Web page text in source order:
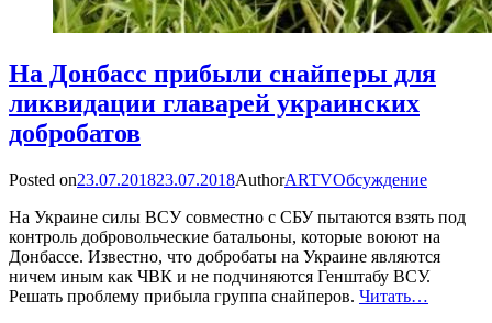
На Донбасс прибыли снайперы для
ликвидации главарей украинских
добробатов
Posted on23.07.201823.07.2018AuthorARTVОбсуждение
На Украине силы ВСУ совместно с СБУ пытаются взять под
контроль добровольческие батальоны, которые воюют на
Донбассе. Известно, что добробаты на Украине являются
ничем иным как ЧВК и не подчиняются Генштабу ВСУ.
Решать проблему прибыла группа снайперов. Читать…